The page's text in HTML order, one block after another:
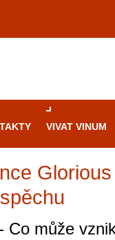
VIVAT VINUM
- Co může
Průvodce
Brně: Od